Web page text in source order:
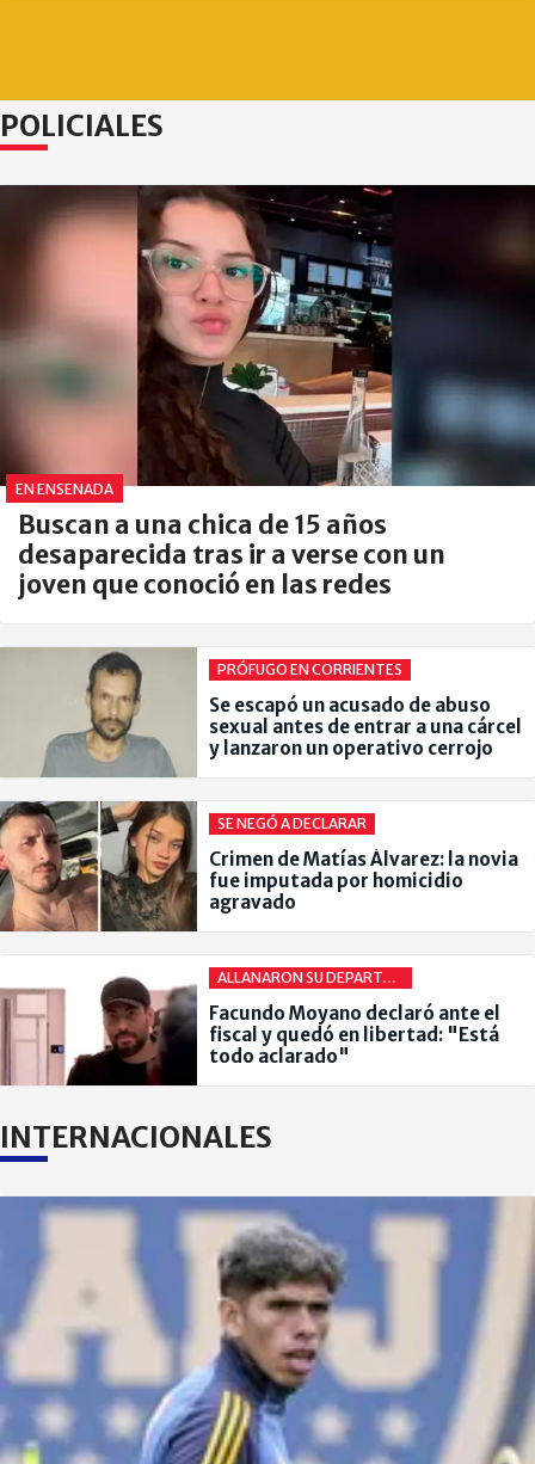
POLICIALES
EN ENSENADA
Buscan a una chica de 15 años
desaparecida tras ir a verse con un
joven que conoció en las redes
PRÓFUGO EN CORRIENTES
Se escapó un acusado de abuso
sexual antes de entrar a una cárcel
y lanzaron un operativo cerrojo
SE NEGÓ A DECLARAR
Crimen de Matías Álvarez: la novia
fue imputada por homicidio
agravado
ALLANARON SU DEPARTAMENTO
Facundo Moyano declaró ante el
fiscal y quedó en libertad: "Está
todo aclarado"
INTERNACIONALES